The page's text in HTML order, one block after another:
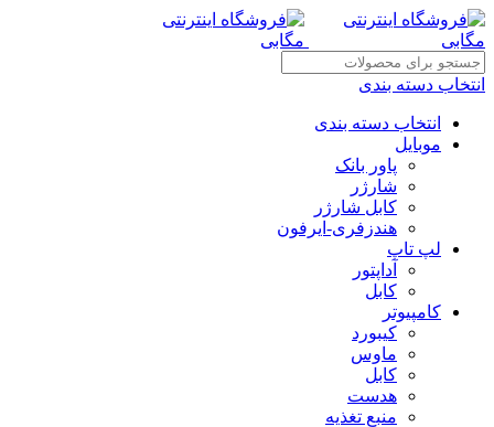
انتخاب دسته بندی
انتخاب دسته بندی
موبایل
پاور بانک
شارژر
کابل شارژر
هندزفری-ایرفون
لپ تاپ
آداپتور
کابل
کامپیوتر
کیبورد
ماوس
کابل
هدست
منبع تغذیه